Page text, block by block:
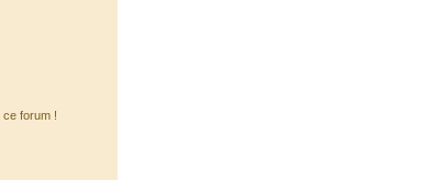
ce forum !